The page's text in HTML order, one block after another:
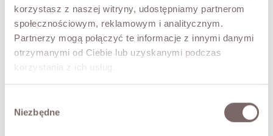
korzystasz z naszej witryny, udostępniamy partnerom
społecznościowym, reklamowym i analitycznym.
Partnerzy mogą połączyć te informacje z innymi danymi
otrzymanymi od Ciebie lub uzyskanymi podczas
korzystania z ich usług.
zgody
Niezbędne
Italian product, premium quality.
The model is 172 cm tall.
FABRIC / ADDITIONAL INFORMATION